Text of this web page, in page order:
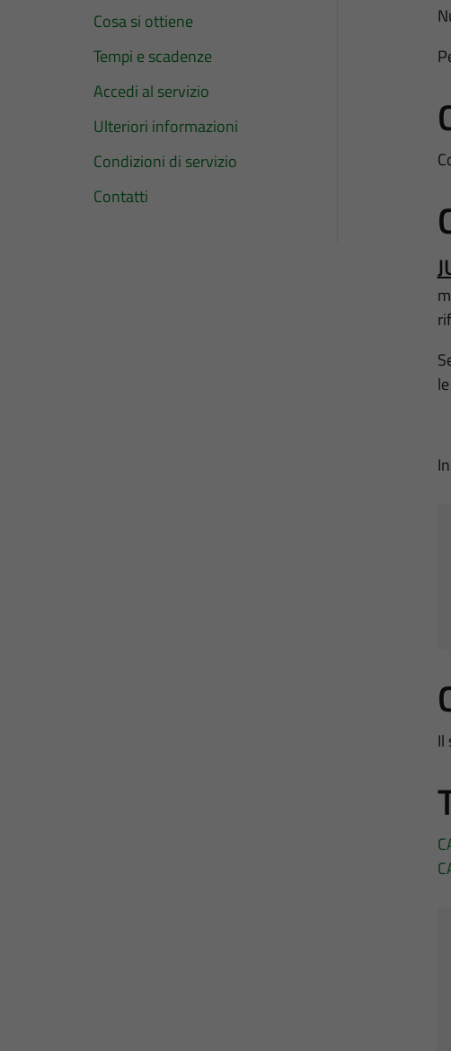
Cosa si ottiene
Tempi e scadenze
Accedi al servizio
Ulteriori informazioni
Condizioni di servizio
Contatti
Il